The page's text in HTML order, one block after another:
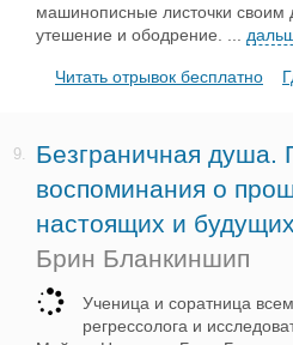
машинописные листочки своим
утешение и ободрение.
Читать отрывок бесплатно
9.
Безграничная душа.
воспоминания о
настоящих и
Брин Бланкиншип
Ученица и соратница
регрессолога и